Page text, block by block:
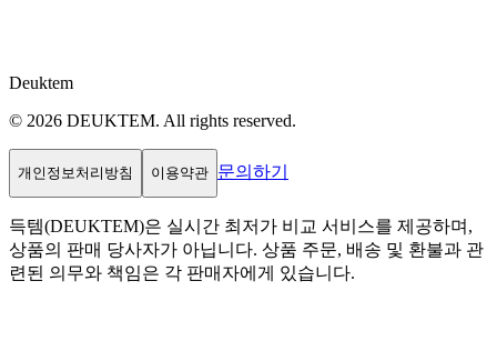
Deuktem
© 2026 DEUKTEM. All rights reserved.
개인정보처리방침 이용약관 문의하기
득템(DEUKTEM)은 실시간 최저가 비교 서비스를 제공하며,
상품의 판매 당사자가 아닙니다. 상품 주문, 배송 및 환불과 관
련된 의무와 책임은 각 판매자에게 있습니다.